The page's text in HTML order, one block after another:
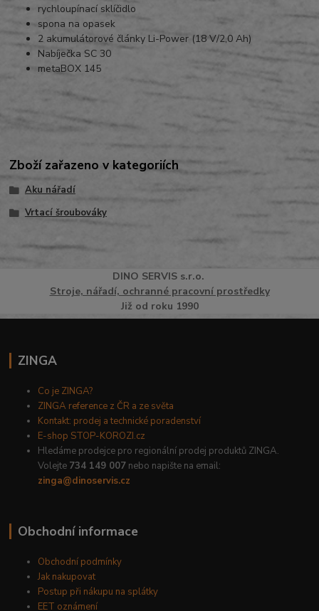
rychloupínací sklíčidlo
spona na opasek
2 akumulátorové články Li-Power (18 V/2,0 Ah)
Nabíječka SC 30
metaBOX 145
Zboží zařazeno v kategoriích
Aku nářadí
Vrtací šroubováky
DINO SERVISs.r.o.
Stroje, nářadí, ochranné pracovní prostředky
Již od roku 1990
ZINGA
Co je ZINGA?
ZINGA reference z ČR a ze světa
Kontakt: prodej a technické poradenství
E-shop STOP-KOROZI.cz
Hledáme prodejce pro regionální prodej produktů ZINGA.
Volejte 734 149 007 nebo napište na email:
zinga@dinoservis.cz
Obchodní informace
Obchodní podmínky
Jak nakupovat
Postup při nákupu na splátky
EET oznámení